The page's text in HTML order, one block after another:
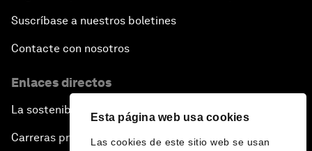
Esta página web usa cookies
Las cookies de este sitio web se usan
Suscríbase a nuestros boletines
Contacte con nosotros
Enlaces directos
La sostenibilidad en el Foro
Carreras profesionales